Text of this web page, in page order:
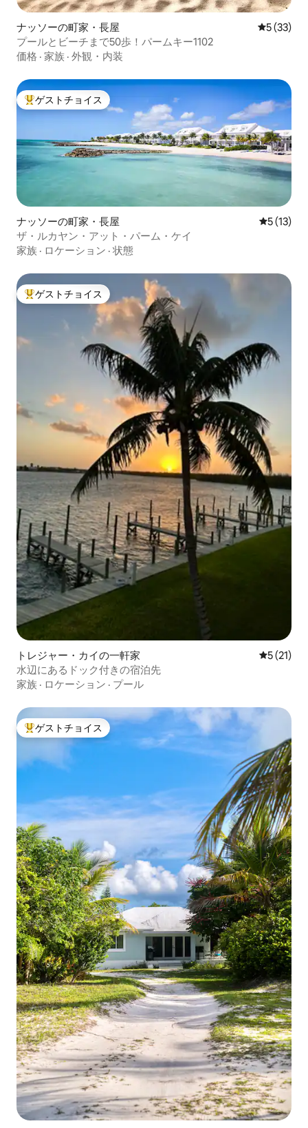
ナッソーの町家・長屋 レビュー
5 (33)
プールとビーチまで50歩！パームキー1102
価格 · 家族 · 外観・内装
大好評のゲストチョイスです。
ゲストチョイス
ナッソーの町家・長屋 レビュー
5 (13)
ザ・ルカヤン・アット・パーム・ケイ
家族 · ロケーション · 状態
大好評のゲストチョイスです。
ゲストチョイス
トレジャー・カイの一軒家 レビュー
5 (21)
水辺にあるドック付きの宿泊先
家族 · ロケーション · プール
大好評のゲストチョイスです。
ゲストチョイス